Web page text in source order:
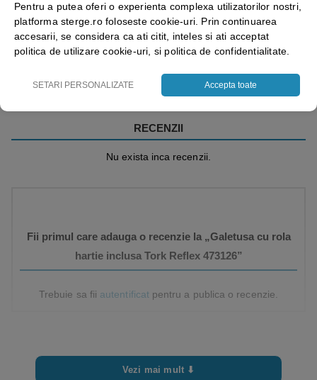
Vezi mai mult ⬇
RECENZII
Nu exista inca recenzii.
Fii primul care adauga o recenzie la „Galetusa cu rola
hartie inclusa Tork Reflex 473126”
Trebuie sa fii autentificatpentru a publica o recenzie.
Vezi mai mult ⬇
Pentru a putea oferi o experienta complexa utilizatorilor nostri,
platforma sterge.ro foloseste cookie-uri. Prin continuarea
accesarii, se considera ca ati citit, inteles si ati acceptat
politica de utilizare cookie-uri, si politica de confidentialitate.
SETARI PERSONALIZATE Accepta toate